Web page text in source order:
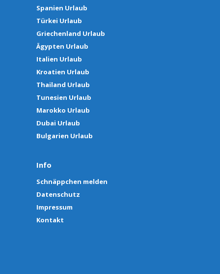
Spanien Urlaub
Türkei Urlaub
Griechenland Urlaub
Ägypten Urlaub
Italien Urlaub
Kroatien Urlaub
Thailand Urlaub
Tunesien Urlaub
Marokko Urlaub
Dubai Urlaub
Bulgarien Urlaub
Info
Schnäppchen melden
Datenschutz
Impressum
Kontakt